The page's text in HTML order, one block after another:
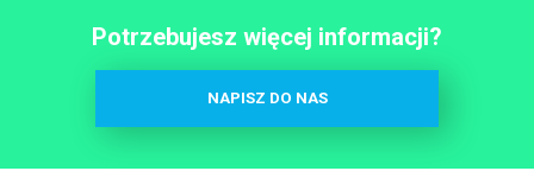
Potrzebujesz więcej informacji?
NAPISZ DO NAS